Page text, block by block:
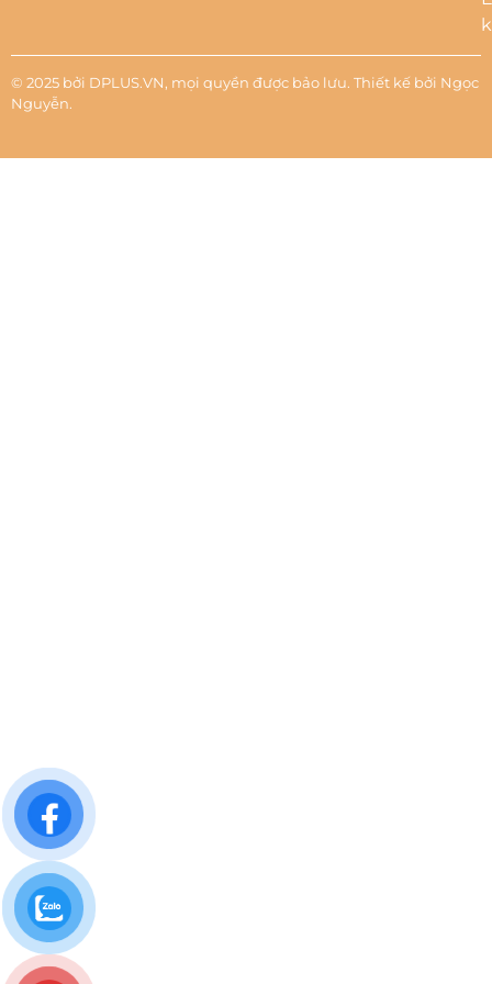
© 2025 bởi DPLUS.VN, mọi quyền được bảo lưu. Thiết kế bởi Ngọc
Nguyễn.